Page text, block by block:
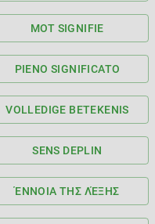
MOT SIGNIFIE
PIENO SIGNIFICATO
VOLLEDIGE BETEKENIS
SENS DEPLIN
ΈΝΝΟΙΑ ΤΗΣ ΛΈΞΗΣ